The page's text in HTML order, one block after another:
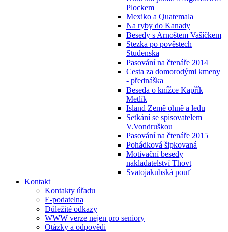
Plockem
Mexiko a Quatemala
Na ryby do Kanady
Besedy s Arnoštem Vašíčkem
Stezka po pověstech
Studenska
Pasování na čtenáře 2014
Cesta za domorodými kmeny
- přednáška
Beseda o knížce Kapřík
Metlík
Island Země ohně a ledu
Setkání se spisovatelem
V.Vondruškou
Pasování na čtenáře 2015
Pohádková šipkovaná
Motivační besedy
nakladatelství Thovt
Svatojakubská pouť
Kontakt
Kontakty úřadu
E-podatelna
Důležité odkazy
WWW verze nejen pro seniory
Otázky a odpovědi